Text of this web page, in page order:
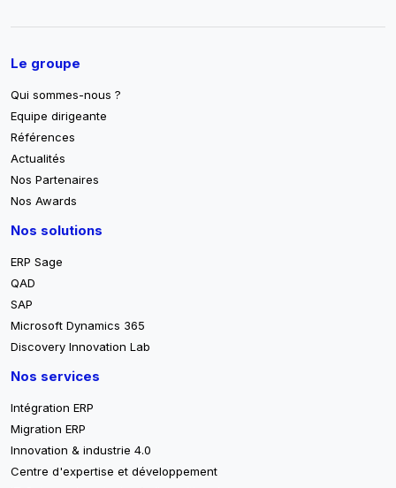
Le groupe
Qui sommes-nous ?
Equipe dirigeante
Références
Actualités
Nos Partenaires
Nos Awards
Nos solutions
ERP Sage
QAD
SAP
Microsoft Dynamics 365
Discovery Innovation Lab
Nos services
Intégration ERP
Migration ERP
Innovation & industrie 4.0
Centre d'expertise et développement